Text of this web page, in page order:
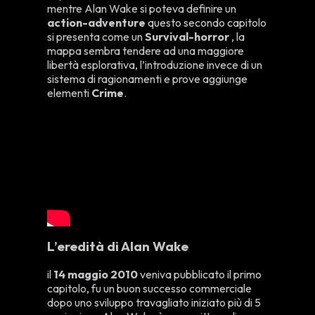
mentre Alan Wake si poteva definire un
action-adventure questo secondo capitolo
si presenta come unSurvival-horror , la
mappa sembra tendere ad una maggiore
libertà esplorativa, l’introduzione invece di un
sistema di ragionamenti e prove aggiunge
elementi Crime.
L’eredità di Alan Wake
il 14 maggio 2010veniva pubblicato il primo
capitolo, fu un buon successo commerciale
dopo uno sviluppo travagliato iniziato più di 5